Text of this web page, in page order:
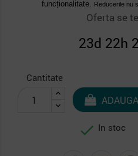
funcționalitate. Reducerile nu
Oferta se
23d 22h
Cantitate
 In stoc